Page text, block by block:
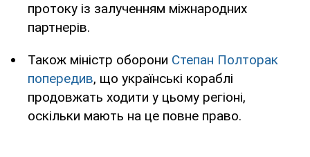
протоку із залученням міжнародних
партнерів.
Також міністр оборони Степан Полторак
попередив, що українські кораблі
продовжать ходити у цьому регіоні,
оскільки мають на це повне право.